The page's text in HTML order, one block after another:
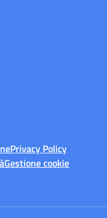
Privacy Policy
Gestione cookie